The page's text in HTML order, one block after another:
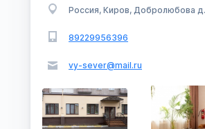
Россия, Киров, Добролюбова
89229956396
vy-sever@mail.ru